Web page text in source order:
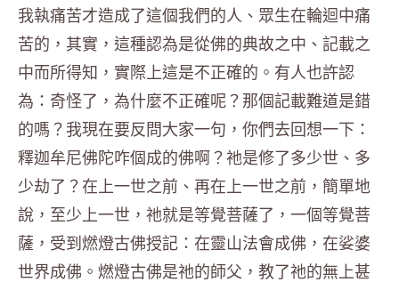
我執痛苦才造成了這個我們的人、眾生在輪迴中痛
苦的，其實，這種認為是從佛的典故之中、記載之
中而所得知，實際上這是不正確的。有人也許認
為：奇怪了，為什麼不正確呢？那個記載難道是錯
的嗎？我現在要反問大家一句，你們去回想一下：
釋迦牟尼佛陀咋個成的佛啊？祂是修了多少世、多
少劫了？在上一世之前、再在上一世之前，簡單地
說，至少上一世，祂就是等覺菩薩了，一個等覺菩
薩，受到燃燈古佛授記：在靈山法會成佛，在娑婆
世界成佛。燃燈古佛是祂的師父，教了祂的無上甚